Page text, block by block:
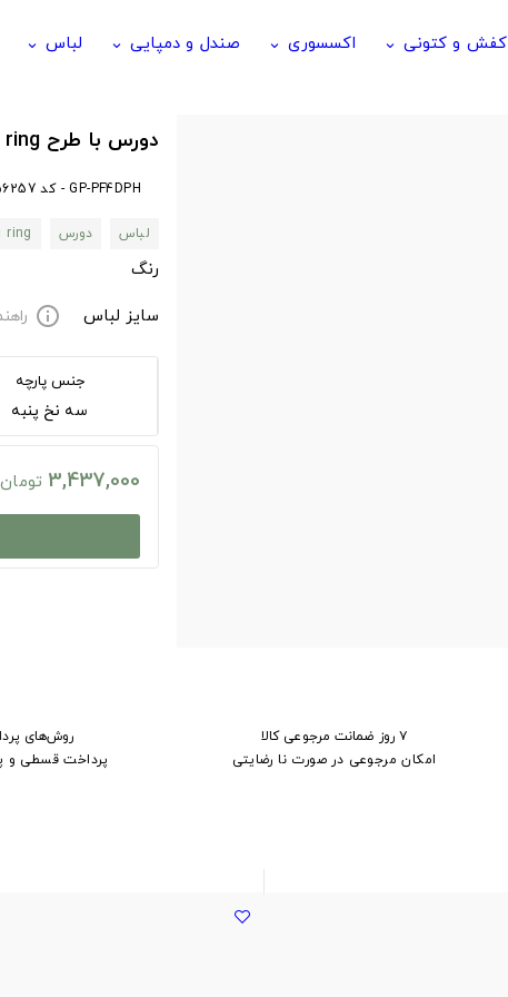
کفش و کتونی keyboard_arrow_down اکسسوری keyboard_arrow_down صندل و دمپایی keyboard_arrow_down لباس keyboard_arrow_down
دورس با طرح Elden ring الدن رینگ
GP-PF4DPH - کد 56257
لباس
دورس ring
رنگ
سایز لباس
info
جنس پارچه
سه نخ پنبه
3,437,000 تومان
۷ روز ضمانت مرجوعی کالا
امکان مرجوعی در صورت نا رضایتی
روش‌های
پرداخت قسطی و